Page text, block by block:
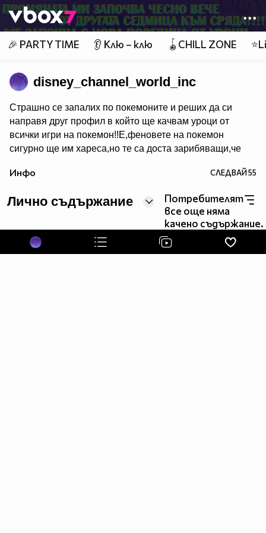
Member of
👾
🎉 PARTY TIME 👂 Клю – клю 🪀CHILL ZONE
disney_channel_world_inc
Страшно се запалих по покемоните и реших да си
направя друг профил в който ще качвам уроци от
всички игри на покемон!!Е,феновете на покемон
сигурно ще им хареса,но те са доста зарибяващи,че
маниа.Е,покемон уроци очаквайте скоро в новият
Инфо СЛЕДВАЙ55
Лично съдържание
Потребителят
все още няма
качено съдържание.